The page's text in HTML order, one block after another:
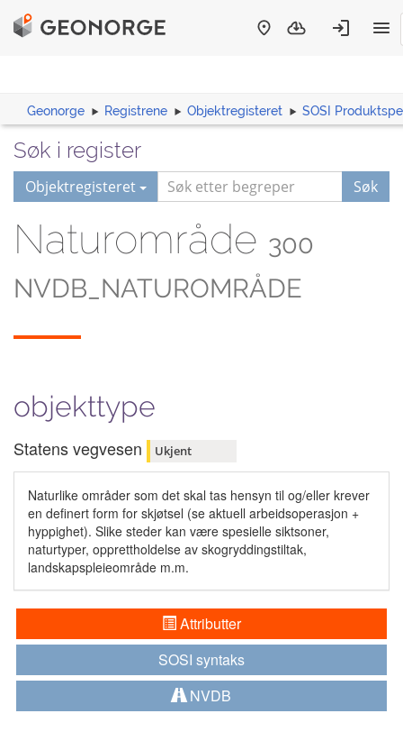
Geonorge Registrene Objektregisteret SOSI
Søk i register
Objektregisteret Søk
Naturområde 300
NVDB_NATUROMRÅDE
objekttype
Statens vegvesen Ukjent
Naturlike områder som det skal tas hensyn til og/eller krever
en definert form for skjøtsel (se aktuell arbeidsoperasjon +
hyppighet). Slike steder kan være spesielle siktsoner,
naturtyper, opprettholdelse av skogryddingstiltak,
landskapspleieområde m.m.
Attributter
SOSI syntaks
NVDB